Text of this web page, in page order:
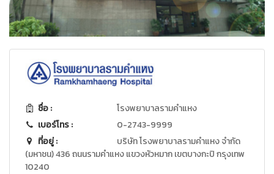
ชื่อ :
โรงพยาบาลรามคำแหง
เบอร์โทร :
0-2743-9999
ที่อยู่ :
บริษัท โรงพยาบาลรามคำแหง จำกัด
(มหาชน) 436 ถนนรามคำแหง แขวงหัวหมาก เขตบางกะปิ กรุงเทพ
10240